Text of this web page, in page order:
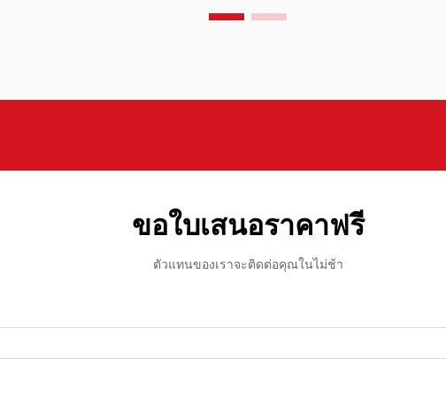
ขอใบเสนอราคาฟรี
ตัวแทนของเราจะติดต่อคุณในไม่ช้า